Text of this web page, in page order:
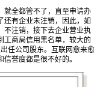
全都管不了，直至申请办
还有企业未注销，因此，如
不注销，接下去企业营业执
工商局信用黑名单，较大的
任公司股东。互联网愈来愈
誉度都是很不好的。